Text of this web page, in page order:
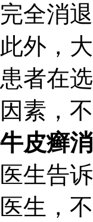
完全消退
此外，
患者在
因素，
牛皮癣
医生告
医生，